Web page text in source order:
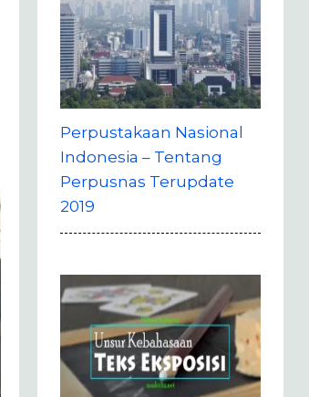
Perpustakaan Nasional
Indonesia – Tentang
Perpusnas Terupdate
2019